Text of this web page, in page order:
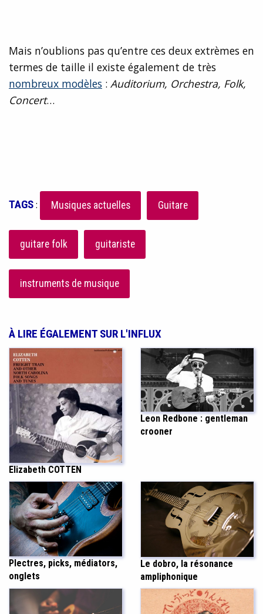
Mais n’oublions pas qu’entre ces deux extrèmes en
termes de taille il existe également de très
nombreux modèles : Auditorium, Orchestra, Folk,
Concert…
TAGS: Musiques actuelles Guitare
guitare folk guitariste
instruments de musique
À LIRE ÉGALEMENT SUR L'INFLUX
Elizabeth COTTEN
Leon Redbone : gentleman
crooner
Plectres, picks, médiators,
onglets
Le dobro, la résonance
ampliphonique